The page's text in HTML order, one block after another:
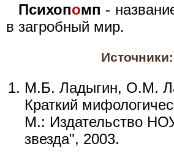
Психопомп -
в загробный мир.
Источники:
М.Б. Ладыгин, О.М.
Краткий
М.: Издательство
звезда", 2003.